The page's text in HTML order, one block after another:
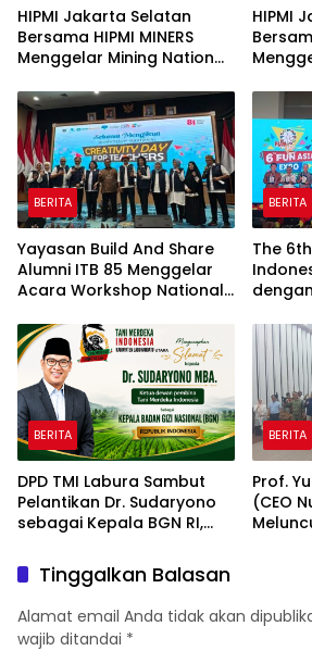
HIPMI Jakarta Selatan
Bersama HIPMI MINERS
Menggelar Mining Nation
Indah Golf Jakarta
HIPMI
Indah
BERITA
Yayasan Build And Share
Alumni ITB 85 Menggelar
Acara Workshop National
2026 & Dibuka Resmi
Pramono Anung (Gubernur
DKI Jakarta)
BERITA
The 6th
dan
di
BERITA
DPD TMI Labura Sambut
Pelantikan Dr. Sudaryono
sebagai Kepala BGN RI,
Ketahanan Pangan dan
Gizi Nasional
BERITA
Prof.
(CEO
Tinggalkan Balasan
Alamat email Anda tidak akan
wajib ditandai *